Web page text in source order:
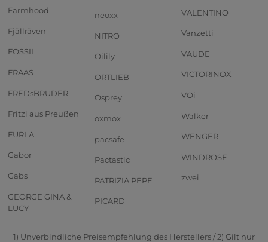
Farmhood
Fjällräven
FOSSIL
FRAAS
FREDsBRUDER
Fritzi aus Preußen
FURLA
Gabor
Gabs
GEORGE GINA &
LUCY
neoxx
NITRO
Oilily
ORTLIEB
Osprey
oxmox
pacsafe
Pactastic
PATRIZIA PEPE
PICARD
VALENTINO
Vanzetti
VAUDE
VICTORINOX
VOi
Walker
WENGER
WINDROSE
zwei
1) Unverbindliche Preisempfehlung des Herstellers / 2) Gilt nur